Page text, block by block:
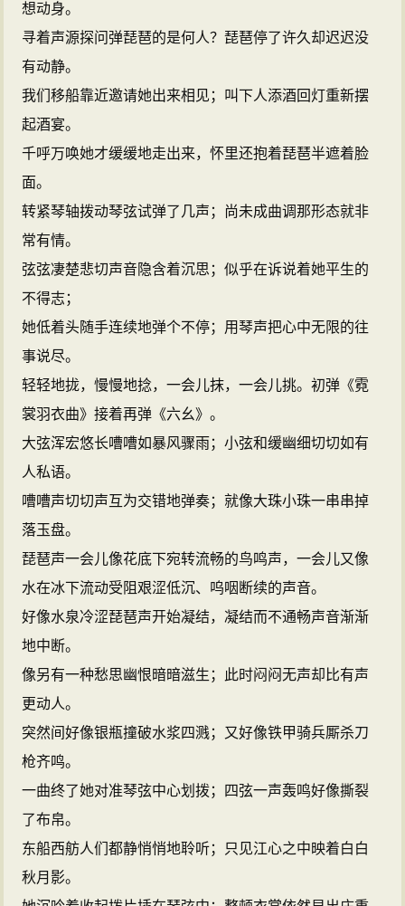
想动身。
寻着声源探问弹琵琶的是何人？琵琶停了许久却迟迟没
有动静。
我们移船靠近邀请她出来相见；叫下人添酒回灯重新摆
起酒宴。
千呼万唤她才缓缓地走出来，怀里还抱着琵琶半遮着脸
面。
转紧琴轴拨动琴弦试弹了几声；尚未成曲调那形态就非
常有情。
弦弦凄楚悲切声音隐含着沉思；似乎在诉说着她平生的
不得志；
她低着头随手连续地弹个不停；用琴声把心中无限的往
事说尽。
轻轻地拢，慢慢地捻，一会儿抹，一会儿挑。初弹《霓
裳羽衣曲》接着再弹《六幺》。
大弦浑宏悠长嘈嘈如暴风骤雨；小弦和缓幽细切切如有
人私语。
嘈嘈声切切声互为交错地弹奏；就像大珠小珠一串串掉
落玉盘。
琵琶声一会儿像花底下宛转流畅的鸟鸣声，一会儿又像
水在冰下流动受阻艰涩低沉、呜咽断续的声音。
好像水泉冷涩琵琶声开始凝结，凝结而不通畅声音渐渐
地中断。
像另有一种愁思幽恨暗暗滋生；此时闷闷无声却比有声
更动人。
突然间好像银瓶撞破水浆四溅；又好像铁甲骑兵厮杀刀
枪齐鸣。
一曲终了她对准琴弦中心划拨；四弦一声轰鸣好像撕裂
了布帛。
东船西舫人们都静悄悄地聆听；只见江心之中映着白白
秋月影。